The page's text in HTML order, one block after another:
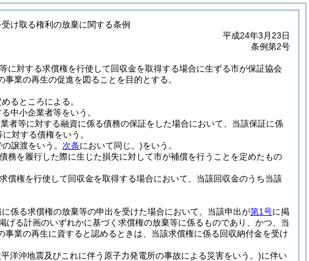
け取る権利の放棄に関する条例
平成24年3月23日
条例第2号
に対する求償権を行使して回収金を取得する場合に生ずる市が保証協会
業の再生の促進を図ることを目的とする。
るところによる。
中小企業者等をいう。
等に対する融資に係る債務の保証をした場合において、当該保証に係
対する債権をいう。
譲渡をいう。 次条において同じ。)をいう。
を履行した際に生じた損失に対して市が補償を行うことを定めたもの
権を行使して回収金を取得する場合において、当該回収金のうち当該
係る求償権の放棄等の申出を受けた場合において、当該申出が第1号に掲
げる計画のいずれかに基づく求償権の放棄等に係るものであり、かつ、当
業の再生に資すると認めるときは、当該求償権に係る回収納付金を受け
洋沖地震及びこれに伴う原子力発電所の事故による災害をいう。)に伴い